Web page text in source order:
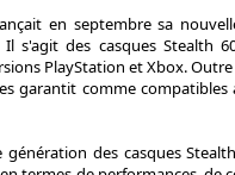
en septembre sa
s'agit des casques Stealth
PlayStation et Xbox.
garantit comme compatibles
génération des casques